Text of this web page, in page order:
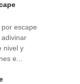
escape
nivel y
e...